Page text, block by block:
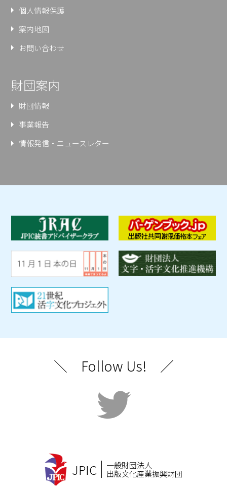
個人情報保護
案内地図
お問い合わせ
財団案内
財団情報
事業報告
情報発信・ニュースレター
＼ Follow Us! ／
JPIC
一般財団法人
出版文化産業振興財団